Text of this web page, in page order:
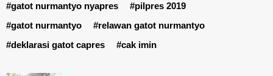
#gatot nurmantyo nyapres
#pilpres 2019
#gatot nurmantyo
#relawan gatot nurmantyo
#deklarasi gatot capres
#cak imin